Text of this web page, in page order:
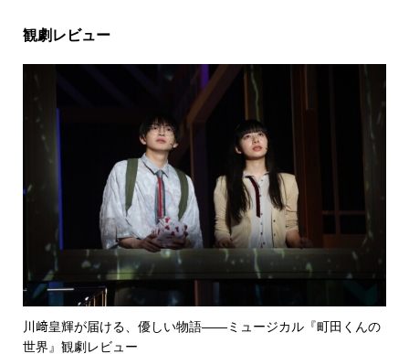
観劇レビュー
川﨑皇輝が届ける、優しい物語――ミュージカル『町田くんの
世界』観劇レビュー